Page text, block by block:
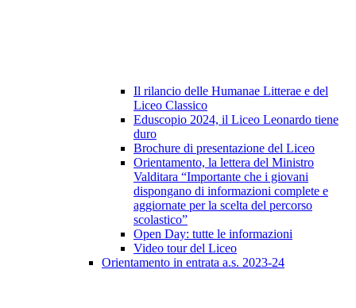
Il rilancio delle Humanae Litterae e del
Liceo Classico
Eduscopio 2024, il Liceo Leonardo tiene
duro
Brochure di presentazione del Liceo
Orientamento, la lettera del Ministro
Valditara “Importante che i giovani
dispongano di informazioni complete e
aggiornate per la scelta del percorso
scolastico”
Open Day: tutte le informazioni
Video tour del Liceo
Orientamento in entrata a.s. 2023-24